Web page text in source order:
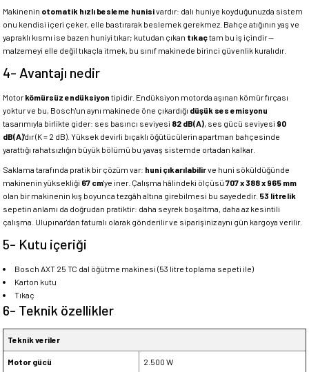
Makinenin otomatik hızlı besleme hunisivardır: dalı huniye koyduğunuzda sistem
onu kendisi içeri çeker, elle bastırarak beslemek gerekmez. Bahçe atığının yaş ve
yapraklı kısmı ise bazen huniyi tıkar; kutudan çıkan tıkaçtam bu iş içindir —
malzemeyi elle değil tıkaçla itmek, bu sınıf makinede birinci güvenlik kuralıdır.
4- Avantajı nedir
Motorkömürsüz endüksiyon tipidir. Endüksiyon motorda aşınan kömür fırçası
yoktur ve bu, Bosch'un aynı makinede öne çıkardığı düşük ses emisyonu
tasarımıyla birlikte gider: ses basıncı seviyesi 82 dB(A), ses gücü seviyesi 90
dB(A)'dır (K = 2 dB). Yüksek devirli bıçaklı öğütücülerin apartman bahçesinde
yarattığı rahatsızlığın büyük bölümü bu yavaş sistemde ortadan kalkar.
Saklama tarafında pratik bir çözüm var: huni çıkarılabilirve huni söküldüğünde
makinenin yüksekliği 67 cm'ye iner. Çalışma hâlindeki ölçüsü 707 x 388 x 965 mm
olan bir makinenin kış boyunca tezgâh altına girebilmesi bu sayededir. 53 litrelik
sepetin anlamı da doğrudan pratiktir: daha seyrek boşaltma, daha az kesintili
çalışma. Ulupınar'dan faturalı olarak gönderilir ve siparişiniz aynı gün kargoya verilir.
5- Kutu içeriği
Bosch AXT 25 TC dal öğütme makinesi (53 litre toplama sepeti ile)
Karton kutu
Tıkaç
6- Teknik özellikler
Teknik veriler
Motor gücü 2.500 W